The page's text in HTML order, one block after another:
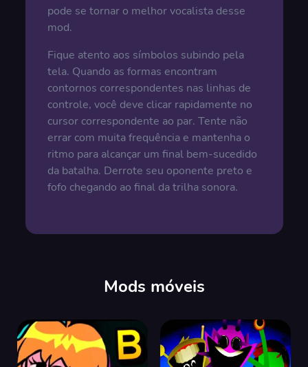
pode se tornar o melhor vocalista desse
mod.
Fique atento aos símbolos subindo pela
tela. Quando as formas encontram
contornos correspondentes nas linhas de
controle, você deve clicar rapidamente no
cursor correspondente ao par. Tente não
errar com muita frequência e mantenha o
ritmo para alcançar um final bem-sucedido
da batalha. Derrote seu oponente preto e
fofo chegando ao final da trilha sonora.
Mods móveis